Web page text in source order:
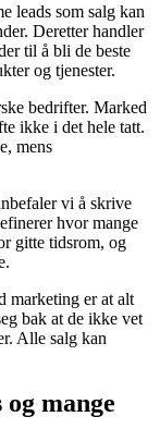
leads som salg kan
Deretter handler
til å bli de beste
og tjenester.
bedrifter. Marked
ikke i det hele tatt.
mens
vi å skrive
hvor mange
gitte tidsrom, og
marketing er at alt
bak at de ikke vet
Alle salg kan
mange